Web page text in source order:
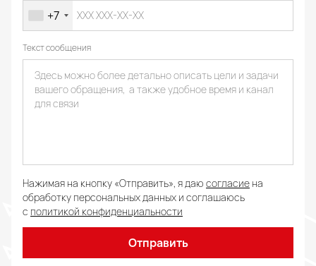
+7
Текст сообщения
Нажимая на кнопку «Отправить», я даю согласие на
обработку персональных данных и соглашаюсь
с политикой конфиденциальности
Отправить